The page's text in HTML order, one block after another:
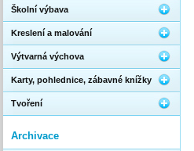
Školní výbava
Kreslení a malování
Výtvarná výchova
Karty, pohlednice, zábavné knížky
Tvoření
Archivace